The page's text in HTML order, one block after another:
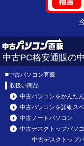
中古PC格安通販の
■中古パソコン直販
取扱い商品
中古パソコンをかんた
中古パソコンを詳細ス
中古ノートパソコン
中古デスクトップパソ
中古デスクトップ